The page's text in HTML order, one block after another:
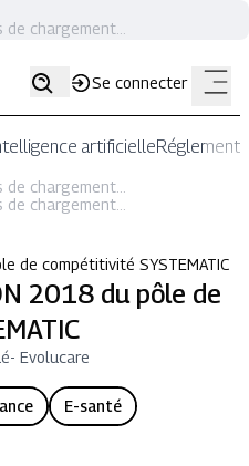
chargement...
Se connecter
artificielle
chargement...
chargement...
de compétitivité SYSTEMATIC
2018 du pôle de
- Evolucare
E-santé